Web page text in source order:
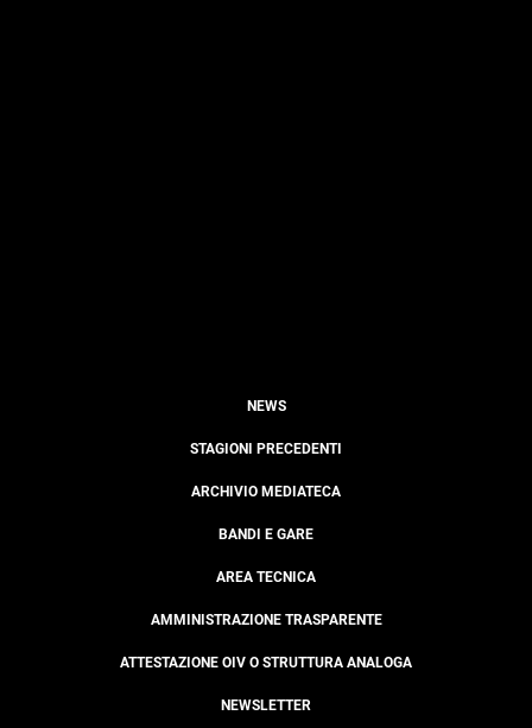
NEWS
STAGIONI PRECEDENTI
ARCHIVIO MEDIATECA
BANDI E GARE
AREA TECNICA
AMMINISTRAZIONE TRASPARENTE
ATTESTAZIONE OIV O STRUTTURA ANALOGA
NEWSLETTER